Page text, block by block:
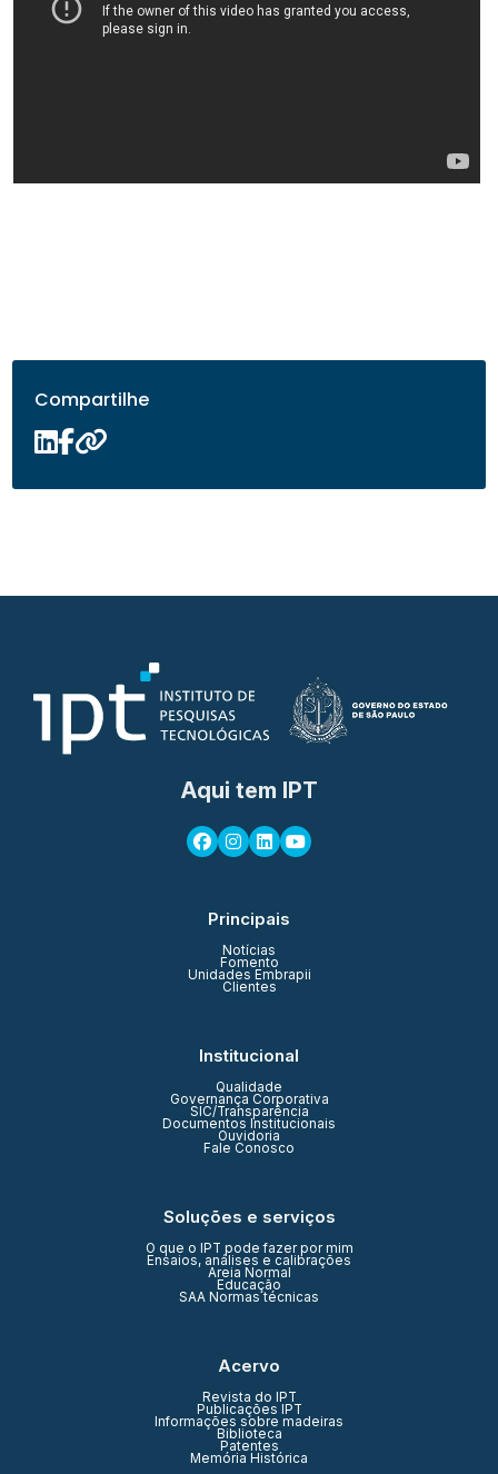
Compartilhe
Aqui tem IPT
Principais
Notícias
Fomento
Unidades Embrapii
Clientes
Institucional
Qualidade
Governança Corporativa
SIC/Transparência
Documentos Institucionais
Ouvidoria
Fale Conosco
Soluções e serviços
O que o IPT pode fazer por mim
Ensaios, análises e calibrações
Areia Normal
Educação
SAA Normas técnicas
Acervo
Revista do IPT
Publicações IPT
Informações sobre madeiras
Biblioteca
Patentes
Memória Histórica